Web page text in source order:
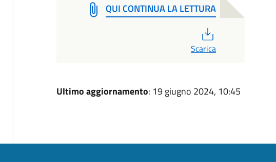
QUI CONTINUA LA LETTURA
Scarica
Ultimo aggiornamento: 19 giugno 2024, 10:45